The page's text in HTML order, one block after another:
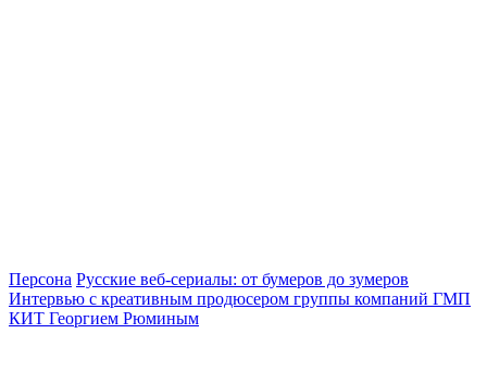
Персона Русские веб-сериалы: от бумеров до зумеров
Интервью с креативным продюсером группы компаний ГМП
КИТ Георгием Рюминым